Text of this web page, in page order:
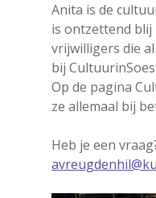
Anita is de
is ontzettend blij
vrijwilligers die
bij
Op de pagina
ze allemaal bij
Heb je een